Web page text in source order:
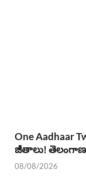
One Aadhaar
జీతాలు!
08/08/2026